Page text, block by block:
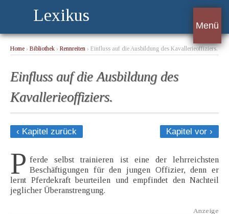
Lexikus
Menü
Home › Bibliothek › Rennreiten › Einfluss auf die Ausbildung des Kavallerieoffiziers.
Einfluss auf die Ausbildung des
Kavallerieoffiziers.
‹ Kapitel zurück Kapitel vor ›
P ferde selbst trainieren ist eine der lehrreichsten
Beschäftigungen für den jungen Offizier, denn er
lernt Pferdekraft beurteilen und empfindet den Nachteil
jeglicher Überanstrengung.